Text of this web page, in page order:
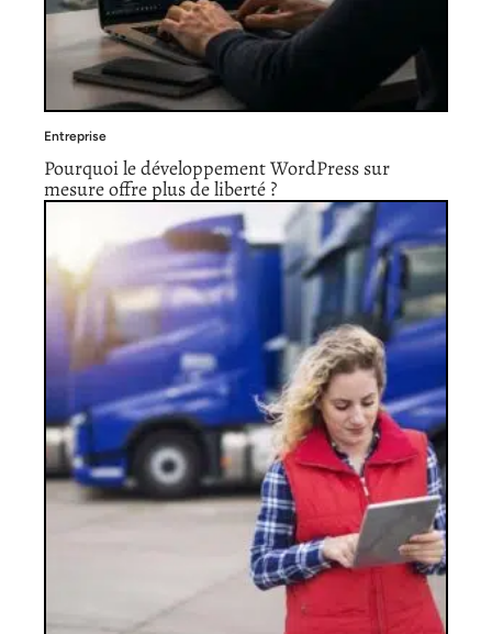
Entreprise
Pourquoi le développement WordPress sur
mesure offre plus de liberté ?